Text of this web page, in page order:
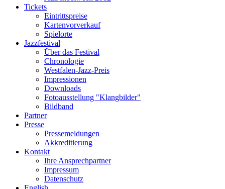
Tickets
Eintrittspreise
Kartenvorverkauf
Spielorte
Jazzfestival
Über das Festival
Chronologie
Westfalen-Jazz-Preis
Impressionen
Downloads
Fotoausstellung "Klangbilder"
Bildband
Partner
Presse
Pressemeldungen
Akkreditierung
Kontakt
Ihre Ansprechpartner
Impressum
Datenschutz